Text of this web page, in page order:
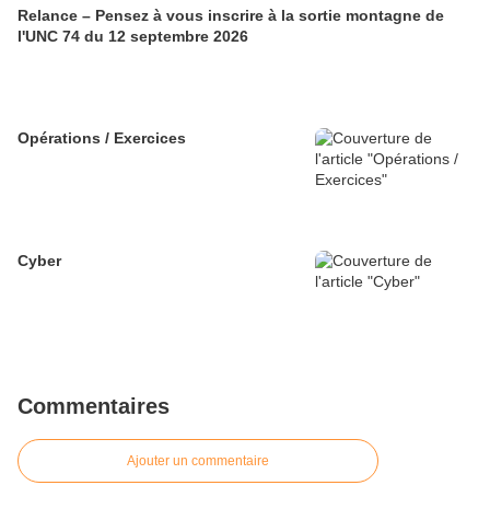
Relance – Pensez à vous inscrire à la sortie montagne de
l'UNC 74 du 12 septembre 2026
Opérations / Exercices
Cyber
Commentaires
Ajouter un commentaire